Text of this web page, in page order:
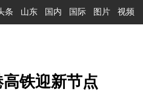
条 山东 国内 国际 图片 视频
铁迎新节点